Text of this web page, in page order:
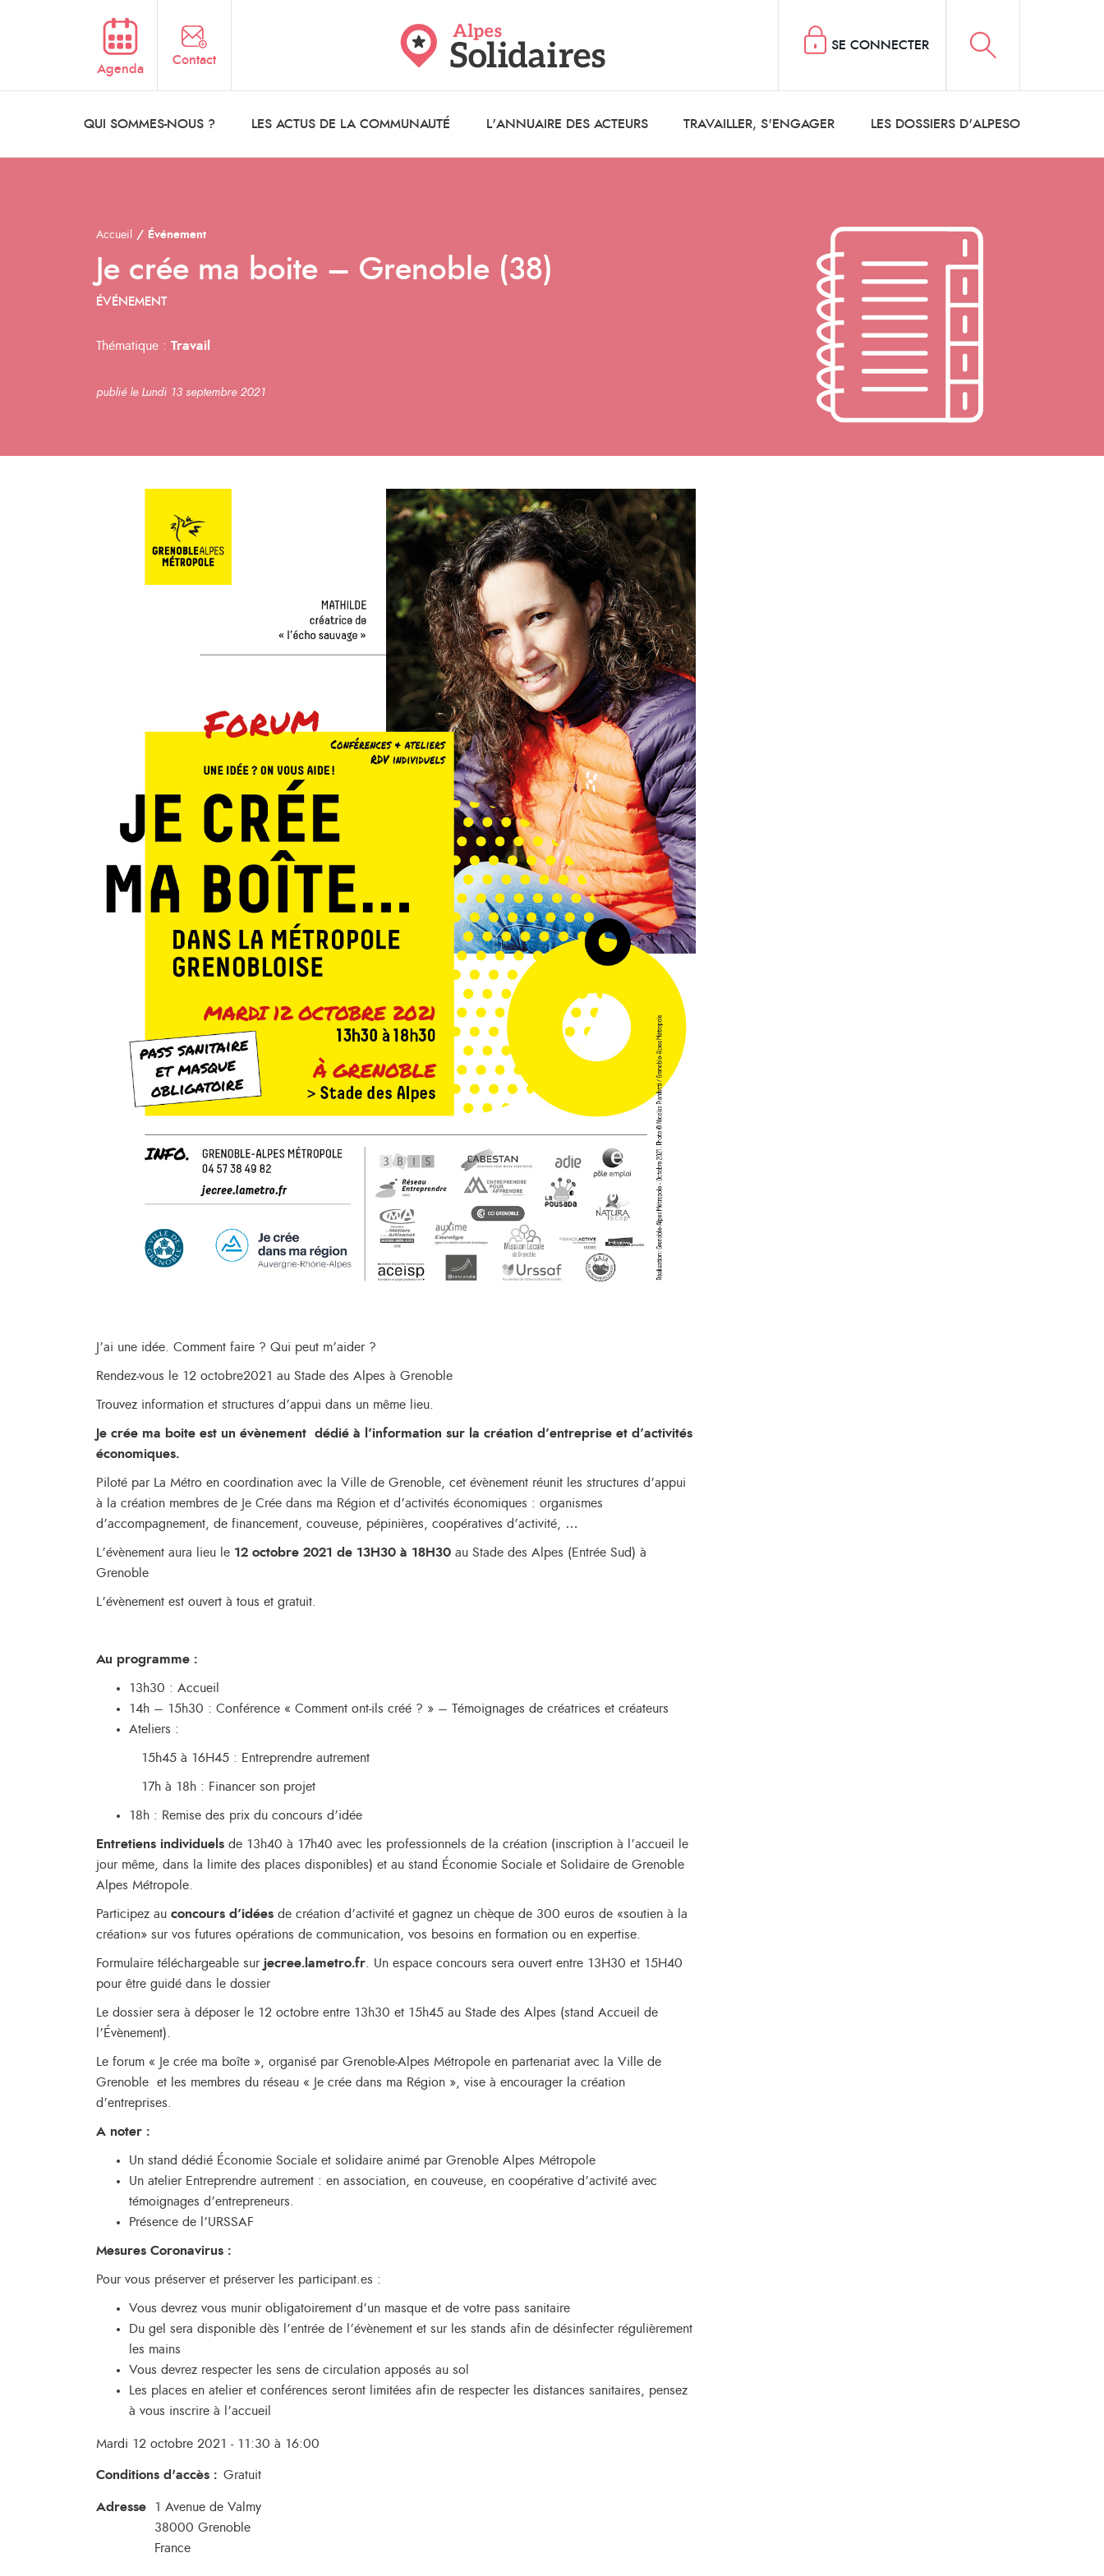
Agenda
Contact
QUI SOMMES-NOUS ? LES ACTUS DE LA COMMUNAUTÉ L'ANNUAIRE DES ACTEURS TRAVAILLER, S'ENGAGER LES DOSSIERS D'ALPESO
SE CONNECTER
Accueil Événement
Je crée ma boite – Grenoble (38)
ÉVÉNEMENT
Thématique : Travail
publié le Lundi 13 septembre 2021
J’ai une idée. Comment faire ? Qui peut m’aider ?
Rendez-vous le 12 octobre2021 au Stade des Alpes à Grenoble
Trouvez information et structures d’appui dans un même lieu.
Je crée ma boite est un évènement dédié à l’information sur la création d’entreprise et d’activités
économiques.
Piloté par La Métro en coordination avec la Ville de Grenoble, cet évènement réunit les structures d’appui
à la création membres de Je Crée dans ma Région et d’activités économiques : organismes
d’accompagnement, de financement, couveuse, pépinières, coopératives d’activité, …
L’évènement aura lieu le 12 octobre 2021 de 13H30 à 18H30 au Stade des Alpes (Entrée Sud) à
Grenoble
L’évènement est ouvert à tous et gratuit.
Au programme :
13h30 : Accueil
14h – 15h30 : Conférence « Comment ont-ils créé ? » – Témoignages de créatrices et créateurs
Ateliers :
15h45 à 16H45 : Entreprendre autrement
17h à 18h : Financer son projet
18h : Remise des prix du concours d’idée
Entretiens individuels de 13h40 à 17h40 avec les professionnels de la création (inscription à l’accueil le
jour même, dans la limite des places disponibles) et au stand Économie Sociale et Solidaire de Grenoble
Alpes Métropole.
Participez au concours d’idées de création d’activité et gagnez un chèque de 300 euros de «soutien à la
création» sur vos futures opérations de communication, vos besoins en formation ou en expertise.
Formulaire téléchargeable sur jecree.lametro.fr . Un espace concours sera ouvert entre 13H30 et 15H40
pour être guidé dans le dossier
Le dossier sera à déposer le 12 octobre entre 13h30 et 15h45 au Stade des Alpes (stand Accueil de
l’Évènement).
Le forum « Je crée ma boîte », organisé par Grenoble-Alpes Métropole en partenariat avec la Ville de
Grenoble et les membres du réseau « Je crée dans ma Région », vise à encourager la création
d’entreprises.
A noter :
Un stand dédié Économie Sociale et solidaire animé par Grenoble Alpes Métropole
Un atelier Entreprendre autrement : en association, en couveuse, en coopérative d’activité avec
témoignages d’entrepreneurs.
Présence de l’URSSAF
Mesures Coronavirus :
Pour vous préserver et préserver les participant.es :
Vous devrez vous munir obligatoirement d’un masque et de votre pass sanitaire
Du gel sera disponible dès l’entrée de l’évènement et sur les stands afin de désinfecter régulièrement
les mains
Vous devrez respecter les sens de circulation apposés au sol
Les places en atelier et conférences seront limitées afin de respecter les distances sanitaires, pensez
à vous inscrire à l’accueil
Mardi 12 octobre 2021 - 11:30 à 16:00
Conditions d'accès : Gratuit
Adresse
1 Avenue de Valmy
38000 Grenoble
France